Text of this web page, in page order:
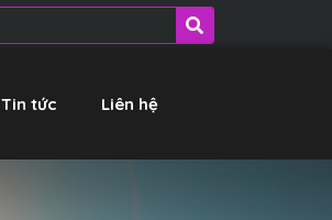
Tin tức Liên hệ